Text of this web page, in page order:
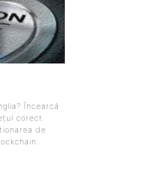
Încearcă
corect.
de